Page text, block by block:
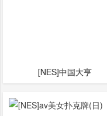
[NES]中国大亨